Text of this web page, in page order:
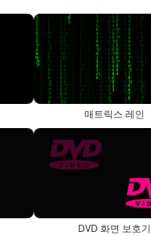
매트릭스 레인
DVD 화면 보호기